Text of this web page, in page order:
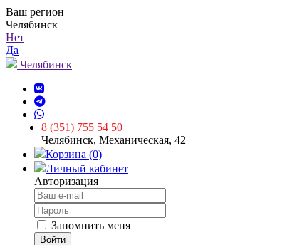
Ваш регион
Челябинск
Нет
Да
Челябинск
8 (351) 755 54 50
Челябинск, Механическая, 42
Корзина (0)
Личный кабинет
Авторизация
Запомнить меня